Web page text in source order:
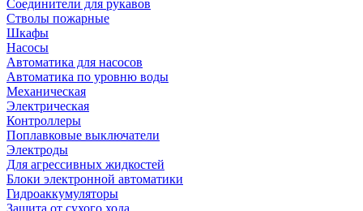
Соединители для рукавов
Стволы пожарные
Шкафы
Насосы
Автоматика для насосов
Автоматика по уровню воды
Механическая
Электрическая
Контроллеры
Поплавковые выключатели
Электроды
Для агрессивных жидкостей
Блоки электронной автоматики
Гидроаккумуляторы
Защита от сухого хода